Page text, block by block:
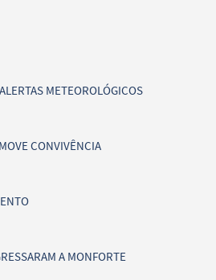
METEOROLÓGICOS
CONVIVÊNCIA
A MONFORTE